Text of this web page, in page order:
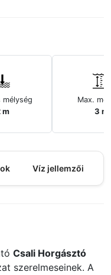
mélység
m
Max.
3 m
Víz jellemzői
Csali Horgásztó
szerelmeseinek. A